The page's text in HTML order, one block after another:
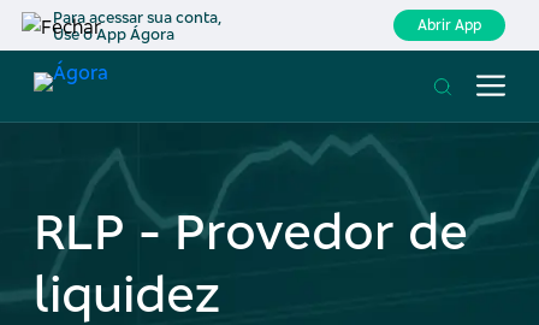
Para acessar sua conta,
Use o App Ágora
Abrir App
RLP - Provedor de
liquidez